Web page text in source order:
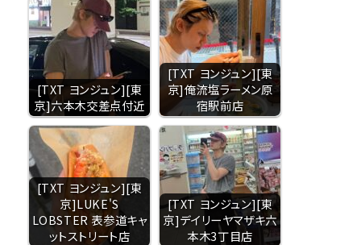
[TXT ヨンジュン][東
京]六本木交差点付近
[TXT ヨンジュン][東
京]俺流塩ラーメン原
宿駅前店
[TXT ヨンジュン][東
京]LUKE'S
LOBSTER 表参道キャ
ットストリート店
[TXT ヨンジュン][東
京]デイリーヤマザキ六
本木3丁目店